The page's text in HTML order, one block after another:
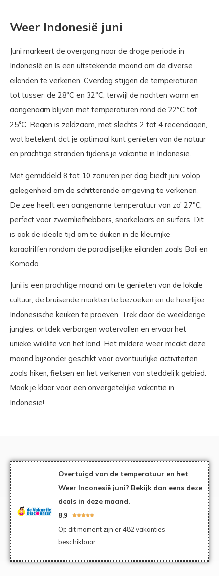
Weer Indonesië juni
Juni markeert de overgang naar de droge periode in
Indonesië en is een uitstekende maand om de diverse
eilanden te verkenen. Overdag stijgen de temperaturen
tot tussen de 28°C en 32°C, terwijl de nachten warm en
aangenaam blijven met temperaturen rond de 22°C tot
25°C. Regen is zeldzaam, met slechts 2 tot 4 regendagen,
wat betekent dat je optimaal kunt genieten van de natuur
en prachtige stranden tijdens je vakantie in Indonesië.
Met gemiddeld 8 tot 10 zonuren per dag biedt juni volop
gelegenheid om de schitterende omgeving te verkenen.
De zee heeft een aangename temperatuur van zo’ 27°C,
perfect voor zwemliefhebbers, snorkelaars en surfers. Dit
is ook de ideale tijd om te duiken in de kleurrijke
koraalriffen rondom de paradijselijke eilanden zoals Bali en
Komodo.
Juni is een prachtige maand om te genieten van de lokale
cultuur, de bruisende markten te bezoeken en de heerlijke
Indonesische keuken te proeven. Trek door de weelderige
jungles, ontdek verborgen watervallen en ervaar het
unieke wildlife van het land. Het mildere weer maakt deze
maand bijzonder geschikt voor avontuurlijke activiteiten
zoals hiken, fietsen en het verkenen van steddelijk gebied.
Maak je klaar voor een onvergetelijke vakantie in
Indonesië!
Overtuigd van de temperatuur en het
Weer Indonesië juni? Bekijk dan eens deze
deals in deze maand.
8,9 
Op dit moment zijn er 482 vakanties
beschikbaar.